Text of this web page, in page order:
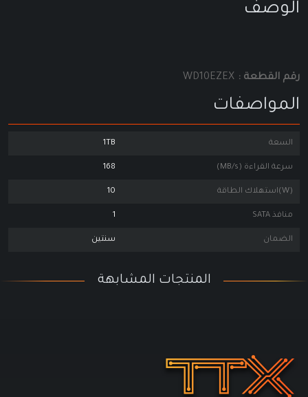
الوصف
رقم القطعة : WD10EZEX
المواصفات
السعة 1TB
سرعة القراءة (MB/s) 168
(W)استهلاك الطاقة 10
منافذ SATA 1
الضمان سنتين
المنتجات المشابهة